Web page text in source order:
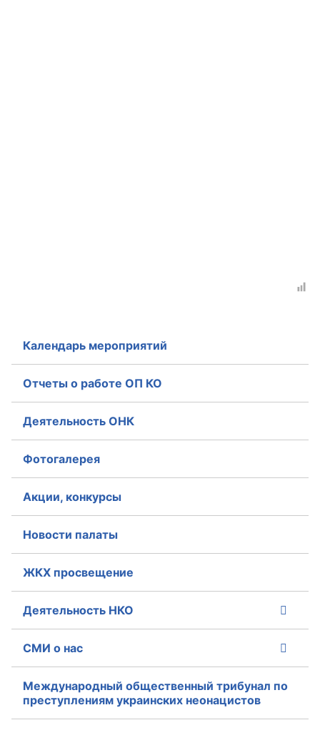
Календарь мероприятий
Отчеты о работе ОП КО
Деятельность ОНК
Фотогалерея
Акции, конкурсы
Новости палаты
ЖКХ просвещение
Деятельность НКО
СМИ о нас
Международный общественный трибунал по
преступлениям украинских неонацистов